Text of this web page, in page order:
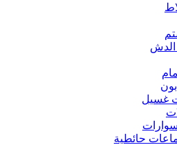
الدش
غسيل
حائطية